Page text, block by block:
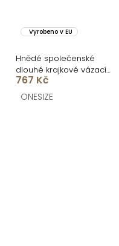
Vyrobeno v EU
Hnědé společenské
dlouhé krajkové vázací
šaty ZERULON
767 Kč
ONESIZE